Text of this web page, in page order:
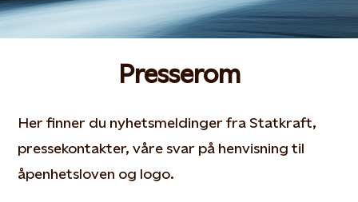
Presserom
Her finner du nyhetsmeldinger fra Statkraft,
pressekontakter, våre svar på henvisning til
åpenhetsloven og logo.